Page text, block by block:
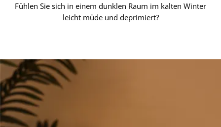
Fühlen Sie sich in einem dunklen Raum im kalten Winter
leicht müde und deprimiert?